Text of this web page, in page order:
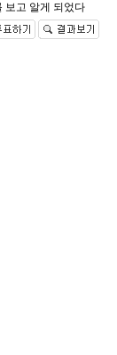
보고 알게 되었다